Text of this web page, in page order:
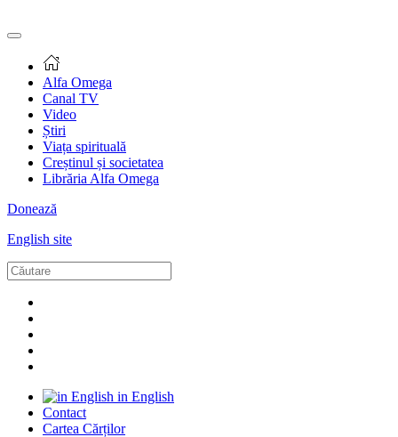
Alfa Omega
Canal TV
Video
Știri
Viața spirituală
Creștinul și societatea
Librăria Alfa Omega
Donează
English site
in English
Contact
Cartea Cărților